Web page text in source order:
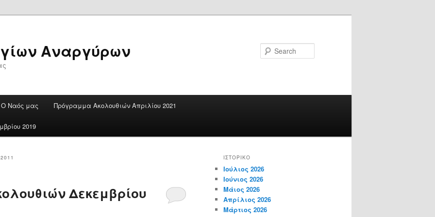
Αναργύρων
Ο Ναός μας Πρόγραμμα Ακολουθιών Απριλίου 2021
2019
Δεκεμβρίου
ΙΣΤΟΡΙΚΌ
Ιούλιος 2026
Ιούνιος 2026
Μάιος 2026
Απρίλιος 2026
Μάρτιος 2026